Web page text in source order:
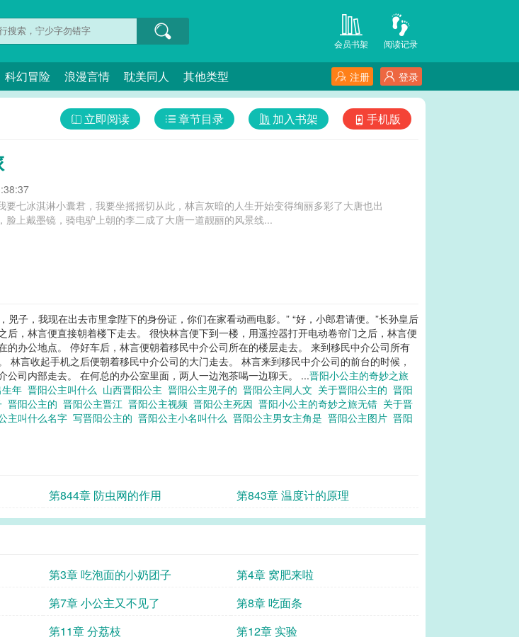
阅读记录
会员书架
科幻冒险 浪漫言情 耽美同人 其他类型 登录
注册
手机版
加入书架
章节目录
立即阅读
七冰淇淋小囊君，我要坐摇摇切从此，林言灰暗的人生开始变得绚丽多彩了大唐也出
上戴墨镜，骑电驴上朝的李二成了大唐一道靓丽的风景线...
子，我现在出去市里拿陛下的身份证，你们在家看动画电影。” “好，小郎君请便。”长孙皇后
，林言便直接朝着楼下走去。 很快林言便下到一楼，用遥控器打开电动卷帘门之后，林言便
办公地点。 停好车后，林言便朝着移民中介公司所在的楼层走去。 来到移民中介公司所有
言收起手机之后便朝着移民中介公司的大门走去。 林言来到移民中介公司的前台的时候，
司内部走去。 在何总的办公室里面，两人一边泡茶喝一边聊天。 ...晋阳小公主的奇妙之旅
年 晋阳公主叫什么 山西晋阳公主 晋阳公主兕子的 晋阳公主同人文 关于晋阳公主的 晋阳
晋阳公主的 晋阳公主晋江 晋阳公主视频 晋阳公主死因 晋阳小公主的奇妙之旅无错 关于晋
主叫什么名字 写晋阳公主的 晋阳公主小名叫什么 晋阳公主男女主角是 晋阳公主图片 晋阳
第844章 防虫网的作用 第843章 温度计的原理
第3章 吃泡面的小奶团子
第4章 窝肥来啦
第7章 小公主又不见了
第8章 吃面条
第11章 分荔枝
第12章 实验